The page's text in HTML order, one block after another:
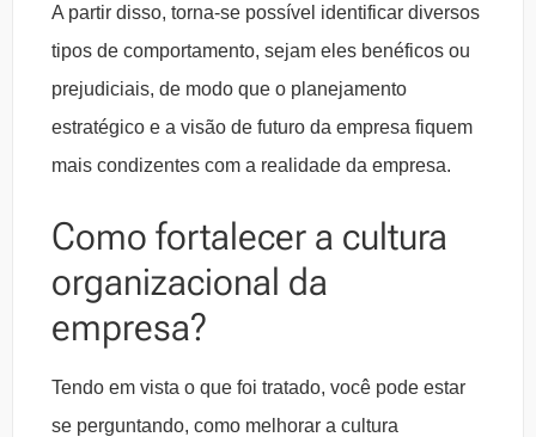
A partir disso, torna-se possível identificar diversos
tipos de comportamento, sejam eles benéficos ou
prejudiciais, de modo que o planejamento
estratégico e a visão de futuro da empresa fiquem
mais condizentes com a realidade da empresa.
Como fortalecer a cultura
organizacional da
empresa?
Tendo em vista o que foi tratado, você pode estar
se perguntando, como melhorar a cultura